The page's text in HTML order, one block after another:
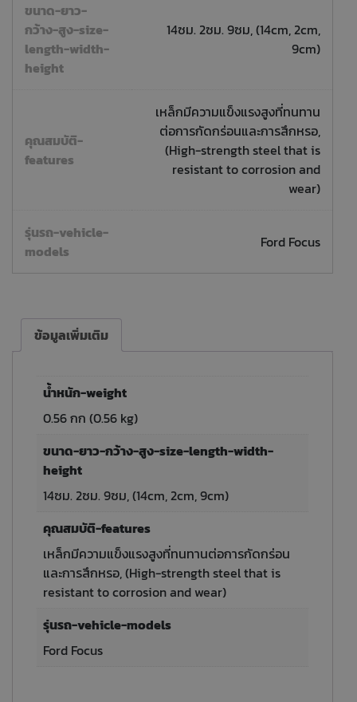
ขนาด-ยาว-
กว้าง-สูง-size-
length-width-
height
14ซม. 2ซม. 9ซม, (14cm, 2cm,
9cm)
คุณสมบัติ-
features
เหล็กมีความแข็งแรงสูงที่ทนทาน
ต่อการกัดกร่อนและการสึกหรอ,
(High-strength steel that is
resistant to corrosion and
wear)
รุ่นรถ-vehicle-
models
Ford Focus
ข้อมูลเพิ่มเติม
น้ำหนัก-weight
0.56 กก (0.56 kg)
ขนาด-ยาว-กว้าง-สูง-size-length-width-
height
14ซม. 2ซม. 9ซม, (14cm, 2cm, 9cm)
คุณสมบัติ-features
เหล็กมีความแข็งแรงสูงที่ทนทานต่อการกัดกร่อน
และการสึกหรอ, (High-strength steel that is
resistant to corrosion and wear)
รุ่นรถ-vehicle-models
Ford Focus